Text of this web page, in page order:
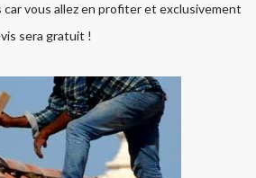
vous allez en profiter et exclusivement
sera gratuit !